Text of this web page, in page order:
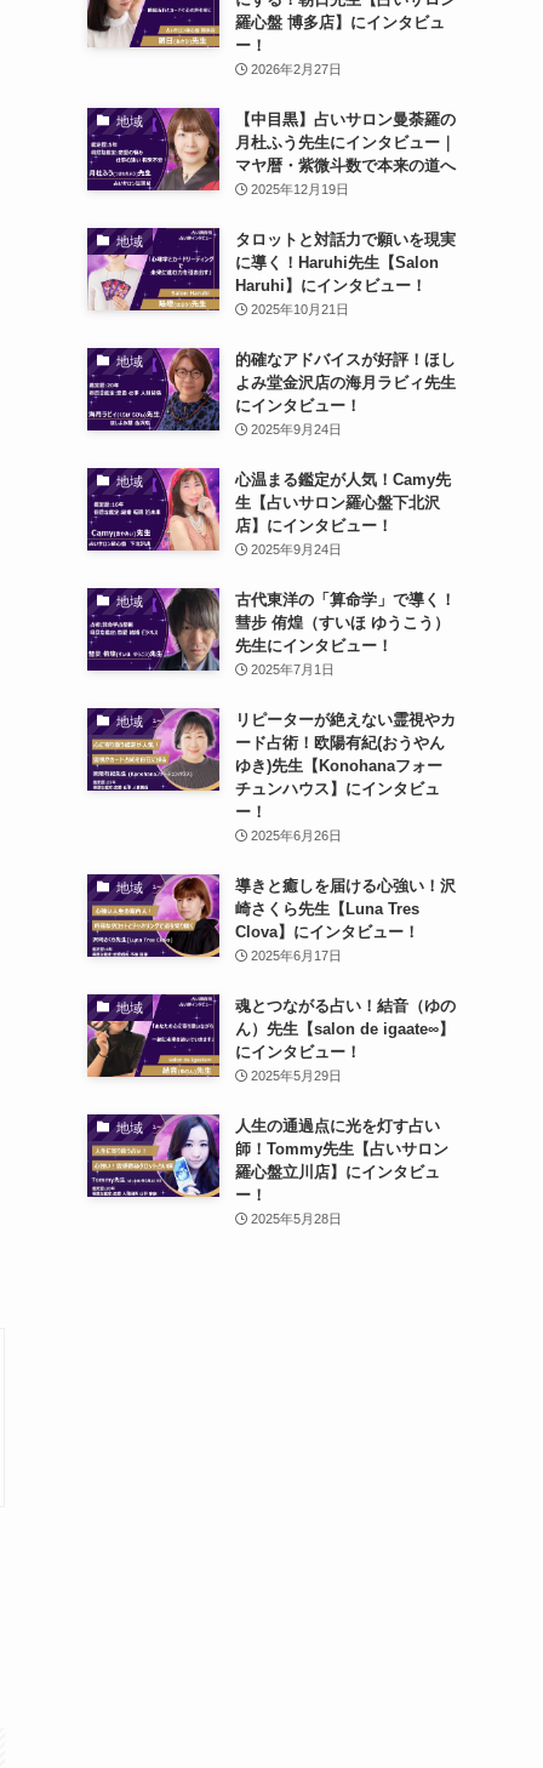
羅心盤 博多店】にインタビュ
ー！
2026年2月27日
地域
【中目黒】占いサロン曼荼羅の
月杜ふう先生にインタビュー｜
マヤ暦・紫微斗数で本来の道へ
2025年12月19日
地域
タロットと対話力で願いを現実
に導く！Haruhi先生【Salon
Haruhi】にインタビュー！
2025年10月21日
地域
的確なアドバイスが好評！ほし
よみ堂金沢店の海月ラビィ先生
にインタビュー！
2025年9月24日
地域
心温まる鑑定が人気！Camy先
生【占いサロン羅心盤下北沢
店】にインタビュー！
2025年9月24日
地域
古代東洋の「算命学」で導く！
彗步 侑煌（すいほ ゆうこう）
先生にインタビュー！
2025年7月1日
地域
リピーターが絶えない霊視やカ
ード占術！欧陽有紀(おうやん
ゆき)先生【Konohanaフォー
チュンハウス】にインタビュ
ー！
2025年6月26日
地域
導きと癒しを届ける心強い！沢
崎さくら先生【Luna Tres
Clova】にインタビュー！
2025年6月17日
地域
魂とつながる占い！結音（ゆの
ん）先生【salon de igaate∞】
にインタビュー！
2025年5月29日
地域
人生の通過点に光を灯す占い
師！Tommy先生【占いサロン
羅心盤立川店】にインタビュ
ー！
2025年5月28日